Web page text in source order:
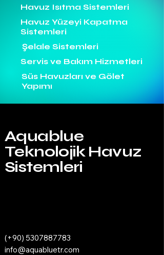
Havuz Isıtma Sistemleri
Havuz Yüzeyi Kapatma
Sistemleri
Şelale Sistemleri
Servis ve Bakım Hizmetleri
Süs Havuzları ve Gölet
Yapımı
(+90) 5307887783
info@aquabluetr.com
Aquablue
Teknolojik Havuz
Sistemleri